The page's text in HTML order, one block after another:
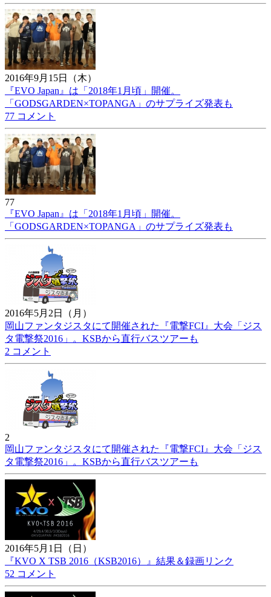
2016年9月15日（木）
『EVO Japan』は「2018年1月頃」開催。
「GODSGARDEN×TOPANGA」のサプライズ発表も
77 コメント
77
『EVO Japan』は「2018年1月頃」開催。
「GODSGARDEN×TOPANGA」のサプライズ発表も
2016年5月2日（月）
岡山ファンタジスタにて開催された『電撃FCI』大会「ジス
タ電撃祭2016」。KSBから直行バスツアーも
2 コメント
2
岡山ファンタジスタにて開催された『電撃FCI』大会「ジス
タ電撃祭2016」。KSBから直行バスツアーも
2016年5月1日（日）
『KVO X TSB 2016（KSB2016）』結果＆録画リンク
52 コメント